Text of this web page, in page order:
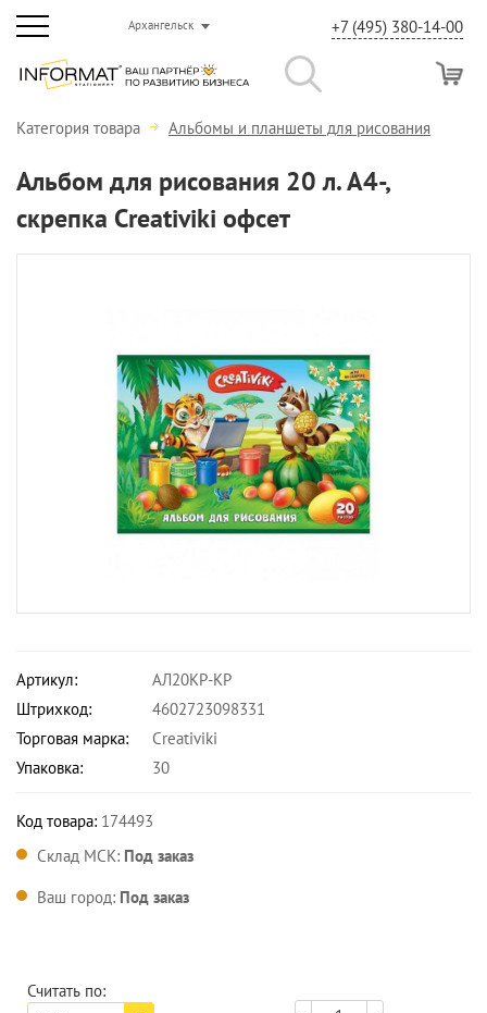
Архангельск +7 (495) 380-14-00
Категория товара Альбомы и планшеты для рисования
Альбом для рисования 20 л. А4-,
скрепка Creativiki офсет
Артикул:
АЛ20КР-КР
Штрихкод:
4602723098331
Торговая марка:
Creativiki
Упаковка:
30
Код товара: 174493
Склад МСК: Под заказ
Ваш город: Под заказ
Считать по: